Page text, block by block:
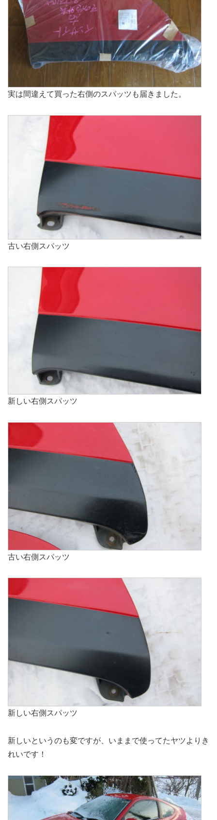
実は間違えて買った右側のスパッツも届きました。
古い右側スパッツ
新しい右側スパッツ
古い右側スパッツ
新しい右側スパッツ
新しいというのも変ですが、いままで使ってたヤツよりき
れいです！